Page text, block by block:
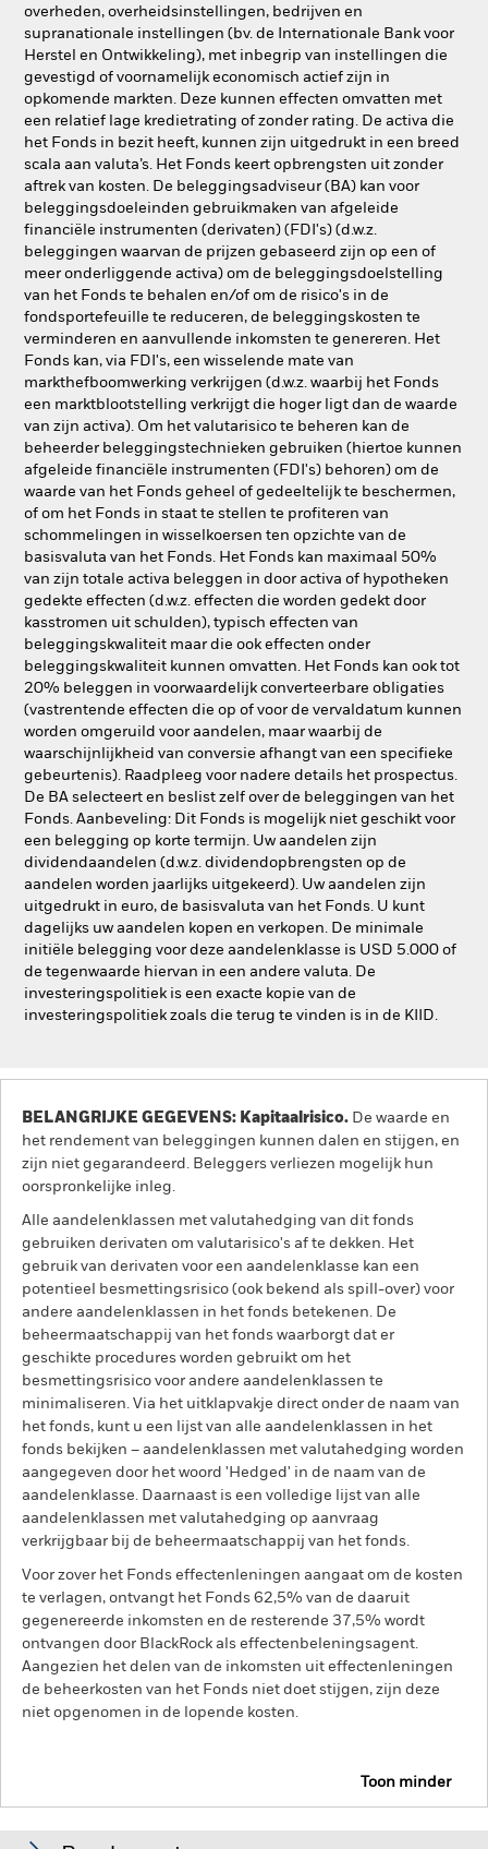
overheden, overheidsinstellingen, bedrijven en
supranationale instellingen (bv. de Internationale Bank voor
Herstel en Ontwikkeling), met inbegrip van instellingen die
gevestigd of voornamelijk economisch actief zijn in
opkomende markten. Deze kunnen effecten omvatten met
een relatief lage kredietrating of zonder rating. De activa die
het Fonds in bezit heeft, kunnen zijn uitgedrukt in een breed
scala aan valuta’s. Het Fonds keert opbrengsten uit zonder
aftrek van kosten. De beleggingsadviseur (BA) kan voor
beleggingsdoeleinden gebruikmaken van afgeleide
financiële instrumenten (derivaten) (FDI's) (d.w.z.
beleggingen waarvan de prijzen gebaseerd zijn op een of
meer onderliggende activa) om de beleggingsdoelstelling
van het Fonds te behalen en/of om de risico's in de
fondsportefeuille te reduceren, de beleggingskosten te
verminderen en aanvullende inkomsten te genereren. Het
Fonds kan, via FDI's, een wisselende mate van
markthefboomwerking verkrijgen (d.w.z. waarbij het Fonds
een marktblootstelling verkrijgt die hoger ligt dan de waarde
van zijn activa). Om het valutarisico te beheren kan de
beheerder beleggingstechnieken gebruiken (hiertoe kunnen
afgeleide financiële instrumenten (FDI's) behoren) om de
waarde van het Fonds geheel of gedeeltelijk te beschermen,
of om het Fonds in staat te stellen te profiteren van
schommelingen in wisselkoersen ten opzichte van de
basisvaluta van het Fonds. Het Fonds kan maximaal 50%
van zijn totale activa beleggen in door activa of hypotheken
gedekte effecten (d.w.z. effecten die worden gedekt door
kasstromen uit schulden), typisch effecten van
beleggingskwaliteit maar die ook effecten onder
beleggingskwaliteit kunnen omvatten. Het Fonds kan ook tot
20% beleggen in voorwaardelijk converteerbare obligaties
(vastrentende effecten die op of voor de vervaldatum kunnen
worden omgeruild voor aandelen, maar waarbij de
waarschijnlijkheid van conversie afhangt van een specifieke
gebeurtenis). Raadpleeg voor nadere details het prospectus.
De BA selecteert en beslist zelf over de beleggingen van het
Fonds. Aanbeveling: Dit Fonds is mogelijk niet geschikt voor
een belegging op korte termijn. Uw aandelen zijn
dividendaandelen (d.w.z. dividendopbrengsten op de
aandelen worden jaarlijks uitgekeerd). Uw aandelen zijn
uitgedrukt in euro, de basisvaluta van het Fonds. U kunt
dagelijks uw aandelen kopen en verkopen. De minimale
initiële belegging voor deze aandelenklasse is USD 5.000 of
de tegenwaarde hiervan in een andere valuta. De
investeringspolitiek is een exacte kopie van de
investeringspolitiek zoals die terug te vinden is in de KIID.
BELANGRIJKE GEGEVENS: Kapitaalrisico. De waarde en
het rendement van beleggingen kunnen dalen en stijgen, en
zijn niet gegarandeerd. Beleggers verliezen mogelijk hun
oorspronkelijke inleg.
Alle aandelenklassen met valutahedging van dit fonds
gebruiken derivaten om valutarisico's af te dekken. Het
gebruik van derivaten voor een aandelenklasse kan een
potentieel besmettingsrisico (ook bekend als spill-over) voor
andere aandelenklassen in het fonds betekenen. De
beheermaatschappij van het fonds waarborgt dat er
geschikte procedures worden gebruikt om het
besmettingsrisico voor andere aandelenklassen te
minimaliseren. Via het uitklapvakje direct onder de naam van
het fonds, kunt u een lijst van alle aandelenklassen in het
fonds bekijken – aandelenklassen met valutahedging worden
aangegeven door het woord 'Hedged' in de naam van de
aandelenklasse. Daarnaast is een volledige lijst van alle
aandelenklassen met valutahedging op aanvraag
verkrijgbaar bij de beheermaatschappij van het fonds.
Voor zover het Fonds effectenleningen aangaat om de kosten
te verlagen, ontvangt het Fonds 62,5% van de daaruit
gegenereerde inkomsten en de resterende 37,5% wordt
ontvangen door BlackRock als effectenbeleningsagent.
Aangezien het delen van de inkomsten uit effectenleningen
de beheerkosten van het Fonds niet doet stijgen, zijn deze
niet opgenomen in de lopende kosten.
Toon minder